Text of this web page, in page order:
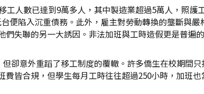
工人數已達到9萬多人，其中製造業超過5萬人，照
便陷入沉重債務。此外，雇主對勞動轉換的壟斷與
失聯的另一大誘因。非法加班與工時造假更是普遍
但卻意外重蹈了移工制度的覆轍。許多僑生在校期間
皆合規，但學生每月工時往往超過250小時，加班